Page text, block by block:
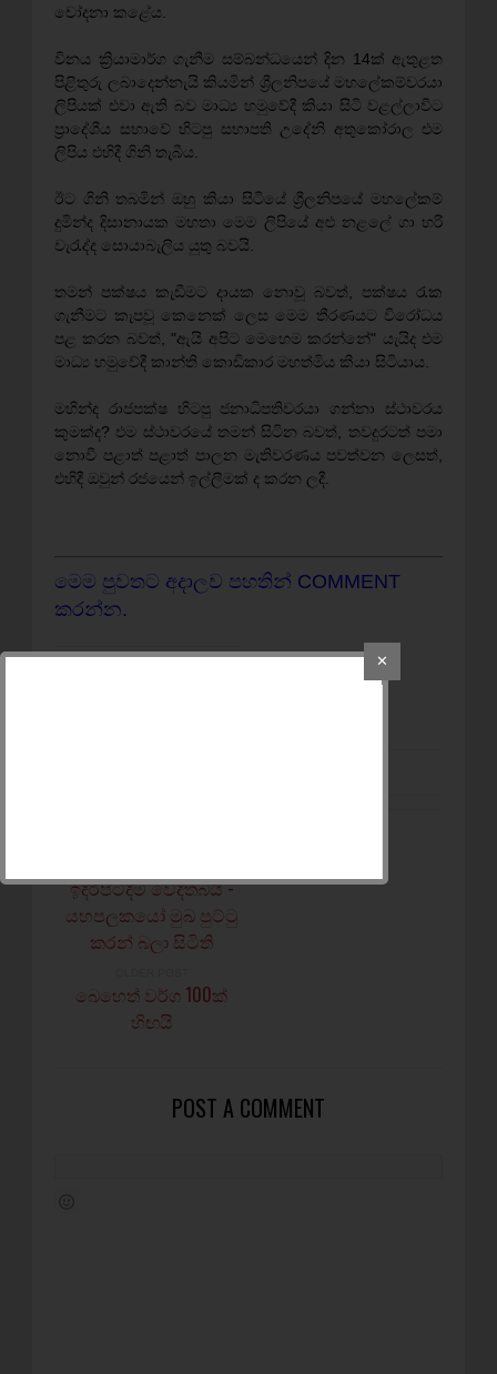
චෝදනා කළේය.
විනය ක්‍රියාමාර්ග ගැනීම සම්බන්ධයෙන් දින 14ක් ඇතුළත
පිළිතුරු ලබාදෙන්නැයි කියමින් ශ්‍රීලනිපයේ මහලේකම්වරයා
ලිපියක් එවා ඇති බව මාධ්‍ය හමුවේදී කියා සිටි වළල්ලාවිට
ප්‍රාදේශීය සභාවේ හිටපු සභාපති උදේනි අතුකෝරාල එම
ලිපිය එහිදී ගිනි තැබීය.
ඊට ගිනි තබමින් ඔහු කියා සිටියේ ශ්‍රීලනිපයේ මහලේකම්
දුමින්ද දිසානායක මහතා මෙම ලිපියේ අළු නළලේ ගා හරි
වැරැද්ද සොයාබැලිය යුතු බවයි.
තමන් පක්ෂය කැඩීමට දායක නොවූ බවත්, පක්ෂය රැක
ගැනීමට කැපවූ කෙනෙක් ලෙස මෙම තීරණයට විරෝධය
පළ කරන බවත්, "ඇයි අපිට මෙහෙම කරන්නේ" යැයිද එම
මාධ්‍ය හමුවේදී කාන්ති කොඩිකාර මහත්මිය කියා සිටියාය.
මහින්ද රාජපක්ෂ හිටපු ජනාධිපතිවරයා ගන්නා ස්ථාවරය
කුමක්ද? එම ස්ථාවරයේ තමන් සිටින බවත්, තවදුරටත් පමා
නොවී පළාත් පළාත් පාලන මැතිවරණය පවත්වන ලෙසත්,
එහිදී ඔවුන් රජයෙන් ඉල්ලීමක් ද කරන ලදී.
මෙම පුවතට අදාලව පහතින් COMMENT
කරන්න.
ඉදිරිපිටදීම වෙදිතබයි -
යහපලකයෝ මුඛ පුට්ටු
කරන් බලා සිටිති
බෙහෙත් වර්ග 100ක්‌
හිඟයි
POST A COMMENT
✕